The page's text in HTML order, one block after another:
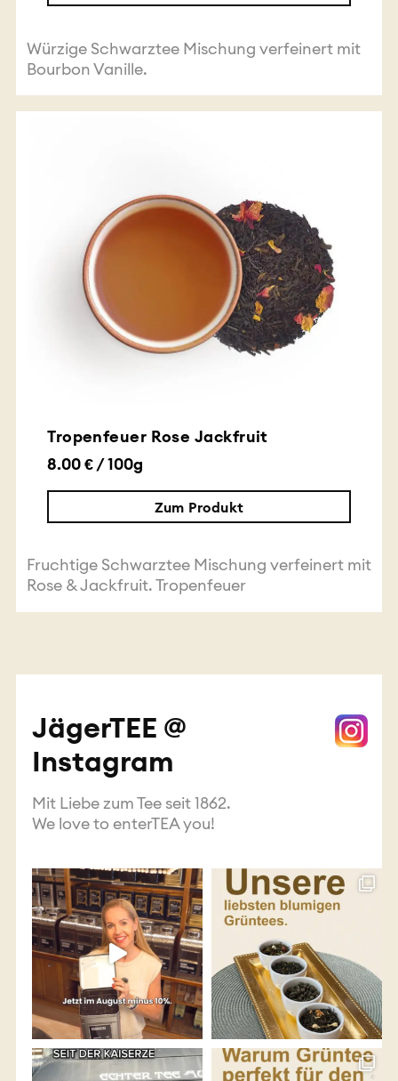
Würzige Schwarztee Mischung verfeinert mit
Bourbon Vanille.
Tropenfeuer Rose Jackfruit
8.00 € / 100g
Zum Produkt
Fruchtige Schwarztee Mischung verfeinert mit
Rose & Jackfruit. Tropenfeuer
JägerTEE @
Instagram
Mit Liebe zum Tee seit 1862.
We love to enterTEA you!